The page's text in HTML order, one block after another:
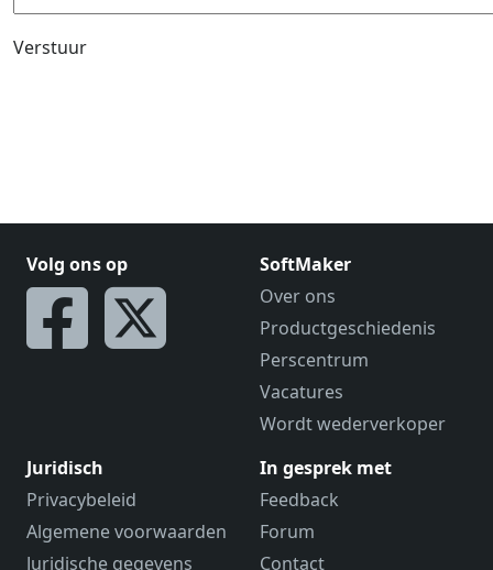
Verstuur
Volg ons op
SoftMaker
Over ons
Productgeschiedenis
Perscentrum
Vacatures
Wordt wederverkoper
Juridisch
Privacybeleid
Algemene voorwaarden
Juridische gegevens
In gesprek met
Feedback
Forum
Contact